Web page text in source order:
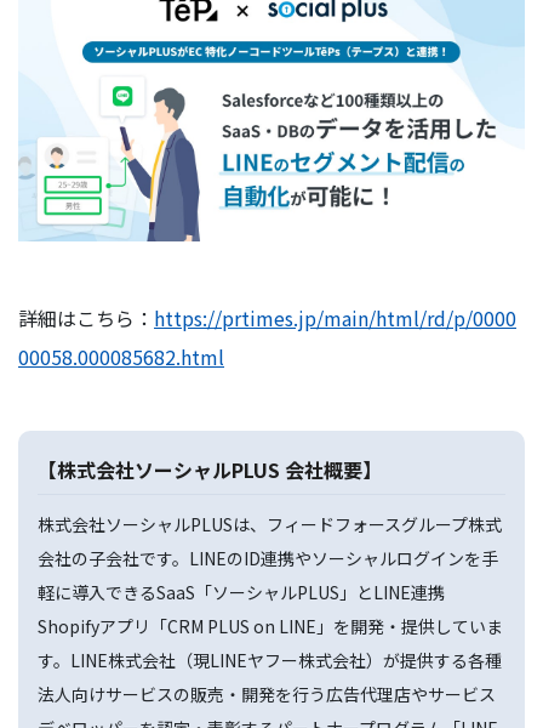
詳細はこちら： https://prtimes.jp/main/html/rd/p/0000
00058.000085682.html
【株式会社ソーシャルPLUS 会社概要】
株式会社ソーシャルPLUSは、フィードフォースグループ株式
会社の子会社です。LINEのID連携やソーシャルログインを手
軽に導入できるSaaS「ソーシャルPLUS」とLINE連携
Shopifyアプリ「CRM PLUS on LINE」を開発・提供していま
す。LINE株式会社（現LINEヤフー株式会社）が提供する各種
法人向けサービスの販売・開発を行う広告代理店やサービス